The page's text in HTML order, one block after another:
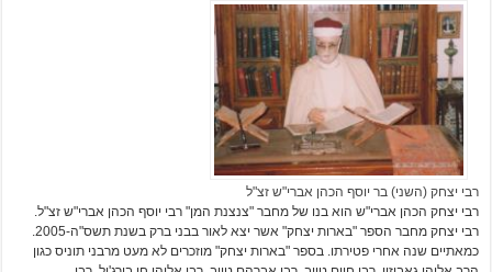
רבי יצחק (השני) בר יוסף הכהן אברי"ש זצ"ל
רבי יצחק הכהן אברי"ש הוא בנו של מחבר "צנצנת המן" רבי יוסף הכהן אברי"ש זצ"ל.
רבי יצחק מחבר הספר "בארות יצחק" אשר יצא לאור בבני ברק בשנת תשס"ה-2005.
כמאתיים שנה אחרי פטירתו. בספר "בארות יצחק" מוזכרים לא מעט מרבני תוניס כגון